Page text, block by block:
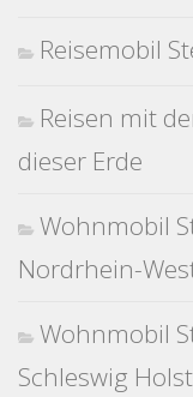
Reisemobil
Reisen mit
dieser Erde
Wohnmobil
Nordrhein-
Wohnmobil
Schleswig